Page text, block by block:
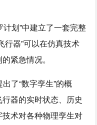
划”中建立了一套完整
行器”可以在仿真技术
紧急情况。
了“数字孪生”的概
器的实时状态、历史
术对各种物理孪生对